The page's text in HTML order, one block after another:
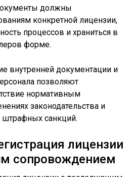
должны
конкретной лицензии,
процессов и храниться в
форме.
внутренней документации и
позволяют
нормативным
законодательства и
санкций.
лицензии
сопровождением